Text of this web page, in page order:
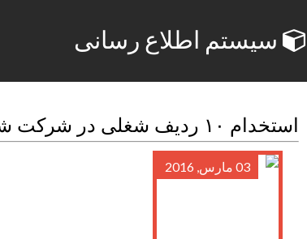
سیستم اطلاع رسانی
استخدام ۱۰ ردیف شغلی در شرکت شبکه رسانه تهران
03 مارس, 2016